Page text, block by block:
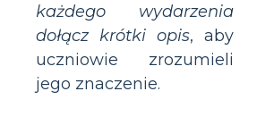
każdego wydarzenia
dołącz krótki opis, aby
uczniowie zrozumieli
jego znaczenie.